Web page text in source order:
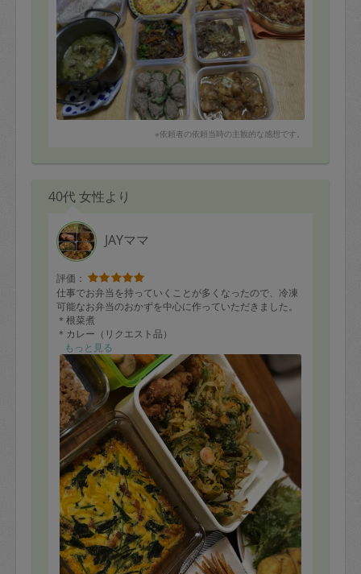
※依頼者の依頼当時の主観的な感想です。
40代 女性より
JAYママ
評価：
仕事でお弁当を持っていくことが多くなったので、冷凍
可能なお弁当のおかずを中心に作っていただきました。
＊根菜煮
＊カレー（リクエスト品）
＊三つ葉入りかき揚げ（リピート品）
＊さつまいもと大葉の天ぷら
＊唐揚げ（リクエスト品）
＊焼きしいたけ
＊芋けんぴ
＊豚そぼろ
＊炊き込みご飯の具材
＊ベーコンとほうれん草、パプリカのキッシュ（リクエ
スト品）
＊鶏胸肉のハム
＊牛肉のしぐれ煮
＊肉巻きおにぎり
＊焼きおにぎり
＊おつまみ揚げパスタ
＊にんにく醤油
＊ほうれん草のおひたし
＊胡麻和えのもと
もっと見る